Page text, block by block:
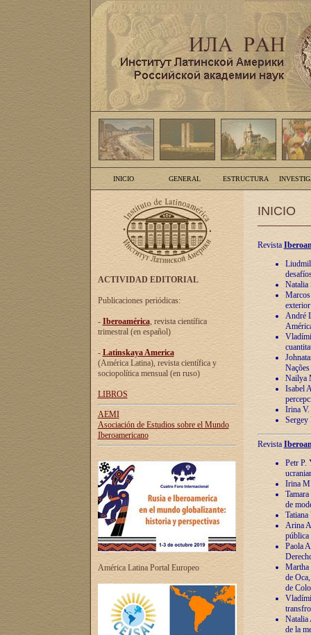
INICIO GENERAL ESTRUCTURA
ACTIVIDAD EDITORIAL
Publicaciones periódicas:
- Iberoamérica, revista científica
trimestral (en español)
- Latinskaya America
(América Latina), revista científica y
sociopolítica mensual (en ruso)
LIBROS
AEMI
Asociación de Estudios sobre el Mundo
Iberoamericano
América Latina Portal Europeo
INICIO
Revista
Natalia
André
Nailya
Isabel
Irina V.
Sergey
Revista
Petr P.
Irina
de
Arina
pública
Paola
Martha
de
de
Natalia
de la